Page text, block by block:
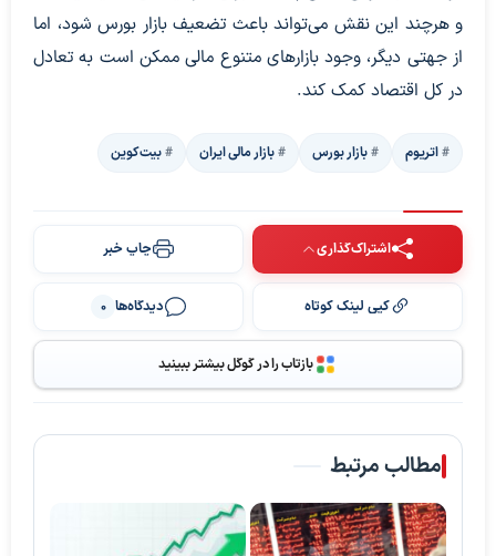
و هرچند این نقش می‌تواند باعث تضعیف بازار بورس شود، اما
از جهتی دیگر، وجود بازارهای متنوع مالی ممکن است به تعادل
در کل اقتصاد کمک کند.
اتریوم بازار بورس بازار مالی ایران بیت‌کوین
اشتراک‌گذاری چاپ خبر
کپی لینک کوتاه دیدگاه‌ها 0
بازتاب را در گوگل بیشتر ببینید
مطالب مرتبط